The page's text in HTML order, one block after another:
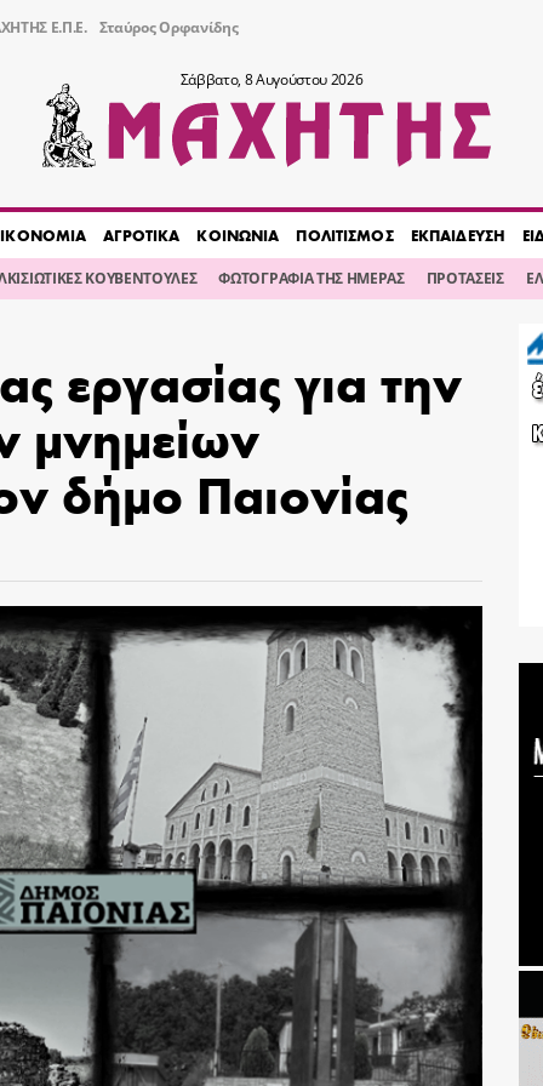
Ε.Π.Ε. Σταύρος Ορφανίδης
Σάββατο, 8 Αυγούστου 2026
ΑΓΡΟΤΙΚΑ ΚΟΙΝΩΝΙΑ ΠΟΛΙΤΙΣΜΟΣ ΕΚΠΑΙΔΕΥΣΗ
ΚΟΥΒΕΝΤΟΥΛΕΣ ΦΩΤΟΓΡΑΦΙΑ ΤΗΣ ΗΜΕΡΑΣ ΠΡΟΤΑΣΕΙΣ
εργασίας για την
μνημείων
δήμο Παιονίας